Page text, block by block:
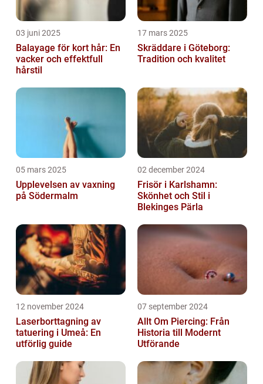
03 juni 2025
Balayage för kort hår: En
vacker och effektfull
hårstil
17 mars 2025
Skräddare i Göteborg:
Tradition och kvalitet
05 mars 2025
Upplevelsen av vaxning
på Södermalm
02 december 2024
Frisör i Karlshamn:
Skönhet och Stil i
Blekinges Pärla
12 november 2024
Laserborttagning av
tatuering i Umeå: En
utförlig guide
07 september 2024
Allt Om Piercing: Från
Historia till Modernt
Utförande